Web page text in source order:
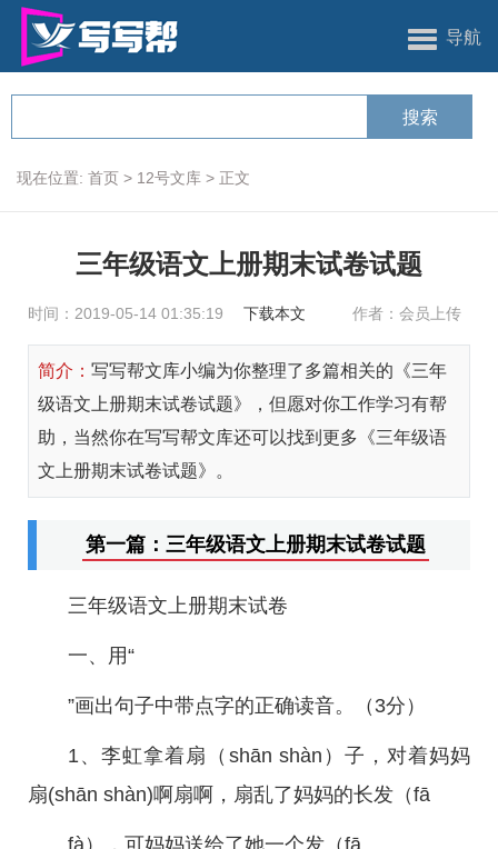
导航
现在位置: 首页 > 12号文库 > 正文
三年级语文上册期末试卷试题
时间：2019-05-14 01:35:19 下载本文 作者：会员上传
简介： 写写帮文库小编为你整理了多篇相关的《三年
级语文上册期末试卷试题》，但愿对你工作学习有帮
助，当然你在写写帮文库还可以找到更多《三年级语
文上册期末试卷试题》。
第一篇：三年级语文上册期末试卷试题
三年级语文上册期末试卷
一、用“
”画出句子中带点字的正确读音。（3分）
1、李虹拿着扇（shān shàn）子，对着妈妈
扇(shān shàn)啊扇啊，扇乱了妈妈的长发（fā
fà），可妈妈送给了她一个发（fā